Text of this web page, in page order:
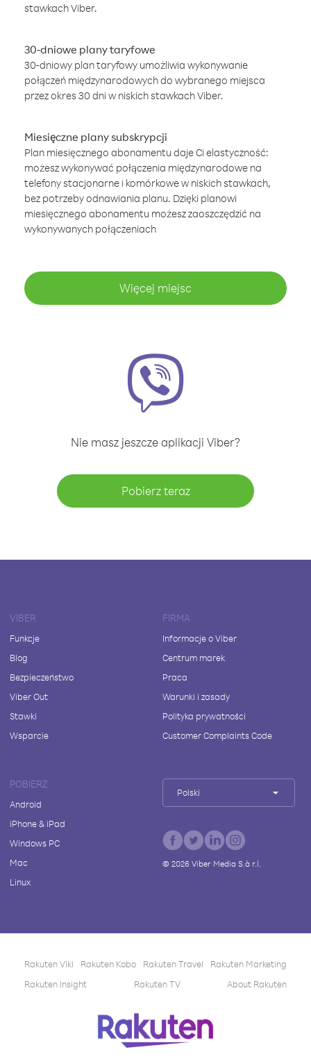
stawkach Viber.
30-dniowe plany taryfowe
30-dniowy plan taryfowy umożliwia wykonywanie
połączeń międzynarodowych do wybranego miejsca
przez okres 30 dni w niskich stawkach Viber.
Miesięczne plany subskrypcji
Plan miesięcznego abonamentu daje Ci elastyczność:
możesz wykonywać połączenia międzynarodowe na
telefony stacjonarne i komórkowe w niskich stawkach,
bez potrzeby odnawiania planu. Dzięki planowi
miesięcznego abonamentu możesz zaoszczędzić na
wykonywanych połączeniach
Więcej miejsc
Nie masz jeszcze aplikacji Viber?
Pobierz teraz
VIBER
Funkcje
Blog
Bezpieczeństwo
Viber Out
Stawki
Wsparcie
FIRMA
Informacje o Viber
Centrum marek
Praca
Warunki i zasady
Polityka prywatności
Customer Complaints Code
POBIERZ
Android
iPhone & iPad
Windows PC
Mac
Linux
Polski
© 2026Viber Media S.à r.l.
Rakuten Viki Rakuten Kobo Rakuten Travel
Rakuten Marketing
Rakuten Insight
Rakuten TV About Rakuten